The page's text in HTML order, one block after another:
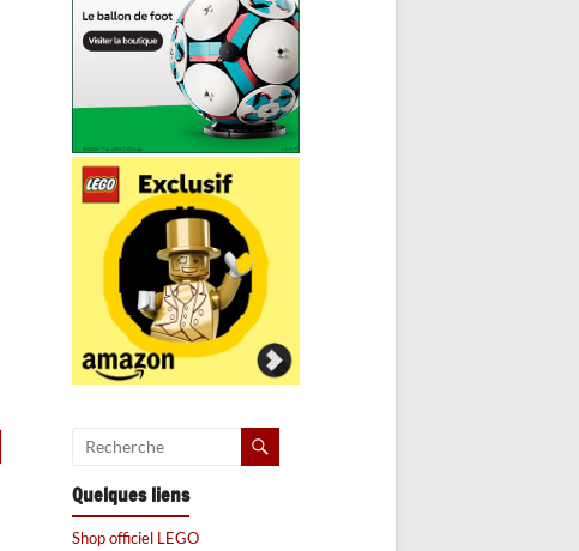
Quelques liens
Shop officiel LEGO